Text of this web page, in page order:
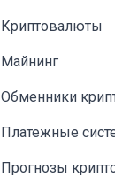
Криптовалюты
Майнинг
Обменники
Платежные
Прогнозы